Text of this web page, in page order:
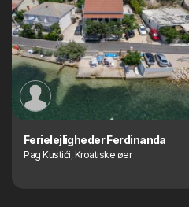
Ferielejligheder Ferdinanda
Pag Kustići, Kroatiske øer